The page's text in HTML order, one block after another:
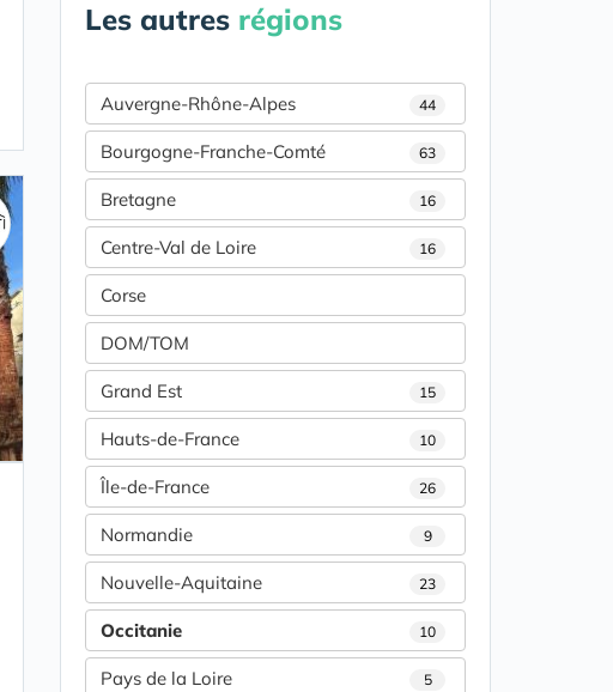
Les autres régions
Auvergne-Rhône-Alpes 44
Bourgogne-Franche-Comté 63
Bretagne 16
Centre-Val de Loire 16
Corse
DOM/TOM
Grand Est 15
Hauts-de-France 10
Île-de-France 26
Normandie 9
Nouvelle-Aquitaine 23
Occitanie 10
Pays de la Loire 5